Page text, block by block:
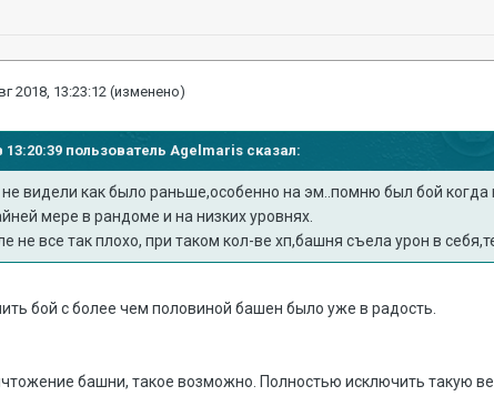
2018, 13:23:12 (изменено)
13:20:39 пользователь Agelmaris сказал:
видели как было раньше,особенно на эм..помню был бой
мере в рандоме и на низких уровнях.
не все так плохо, при таком кол-ве хп,башня съела урон в
бой с более чем половиной башен было уже в радость.
башни, такое возможно. Полностью исключить такую